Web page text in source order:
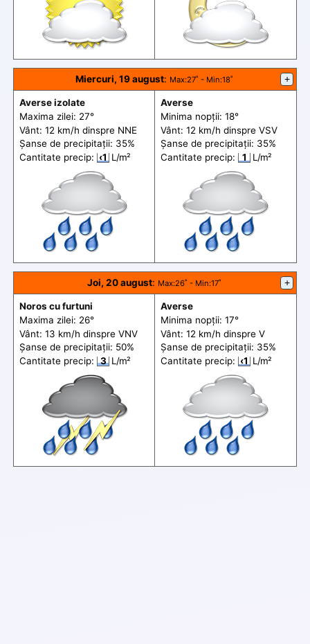
Miercuri, 19 august: Max:27˚ - Min:18˚ +
Averse izolate
Maxima zilei: 27°
Vânt: 12 km/h dinspre NNE
Șanse de precipitații: 35%
Cantitate precip: ‹1 L/m²
Averse
Minima nopții: 18°
Vânt: 12 km/h dinspre VSV
Șanse de precipitații: 35%
Cantitate precip:
1 L/m²
Joi, 20 august: Max:26˚ - Min:17˚ +
Noros cu furtuni
Maxima zilei: 26°
Vânt: 13 km/h dinspre VNV
Șanse de precipitații: 50%
Cantitate precip:
3 L/m²
Averse
Minima nopții: 17°
Vânt: 12 km/h dinspre V
Șanse de precipitații: 35%
Cantitate precip: ‹1 L/m²